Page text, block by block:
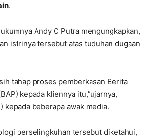
.
Andy C Putra mengungkapkan,
istrinya tersebut atas tuduhan dugaan
tahap proses pemberkasan Berita
kepada kliennya itu,”ujarnya,
kepada beberapa awak media.
perselingkuhan tersebut diketahui,